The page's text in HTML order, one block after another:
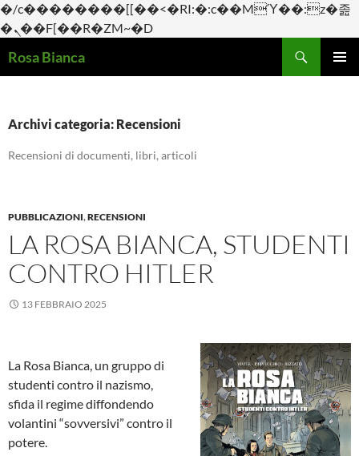
�/c��������[[��<�RI:�:c��MΎ��:z�졾
�ܢ��F[��R�ZM~�D
Rosa Bianca
Archivi categoria: Recensioni
Recensioni di documenti, libri, articoli
PUBBLICAZIONI,RECENSIONI
LA ROSA BIANCA, STUDENTI
CONTRO HITLER
13 FEBBRAIO 2025
La Rosa Bianca, un gruppo di
studenti contro il nazismo,
sfida il regime diffondendo
volantini “sovversivi” contro il
potere.